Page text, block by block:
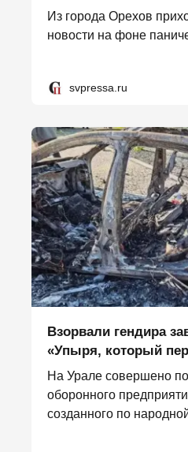
Из города Орехов
новости на фоне
svpressa.ru
Взорвали гендира
«Упыря, который
На Урале совершено
оборонного
созданного по